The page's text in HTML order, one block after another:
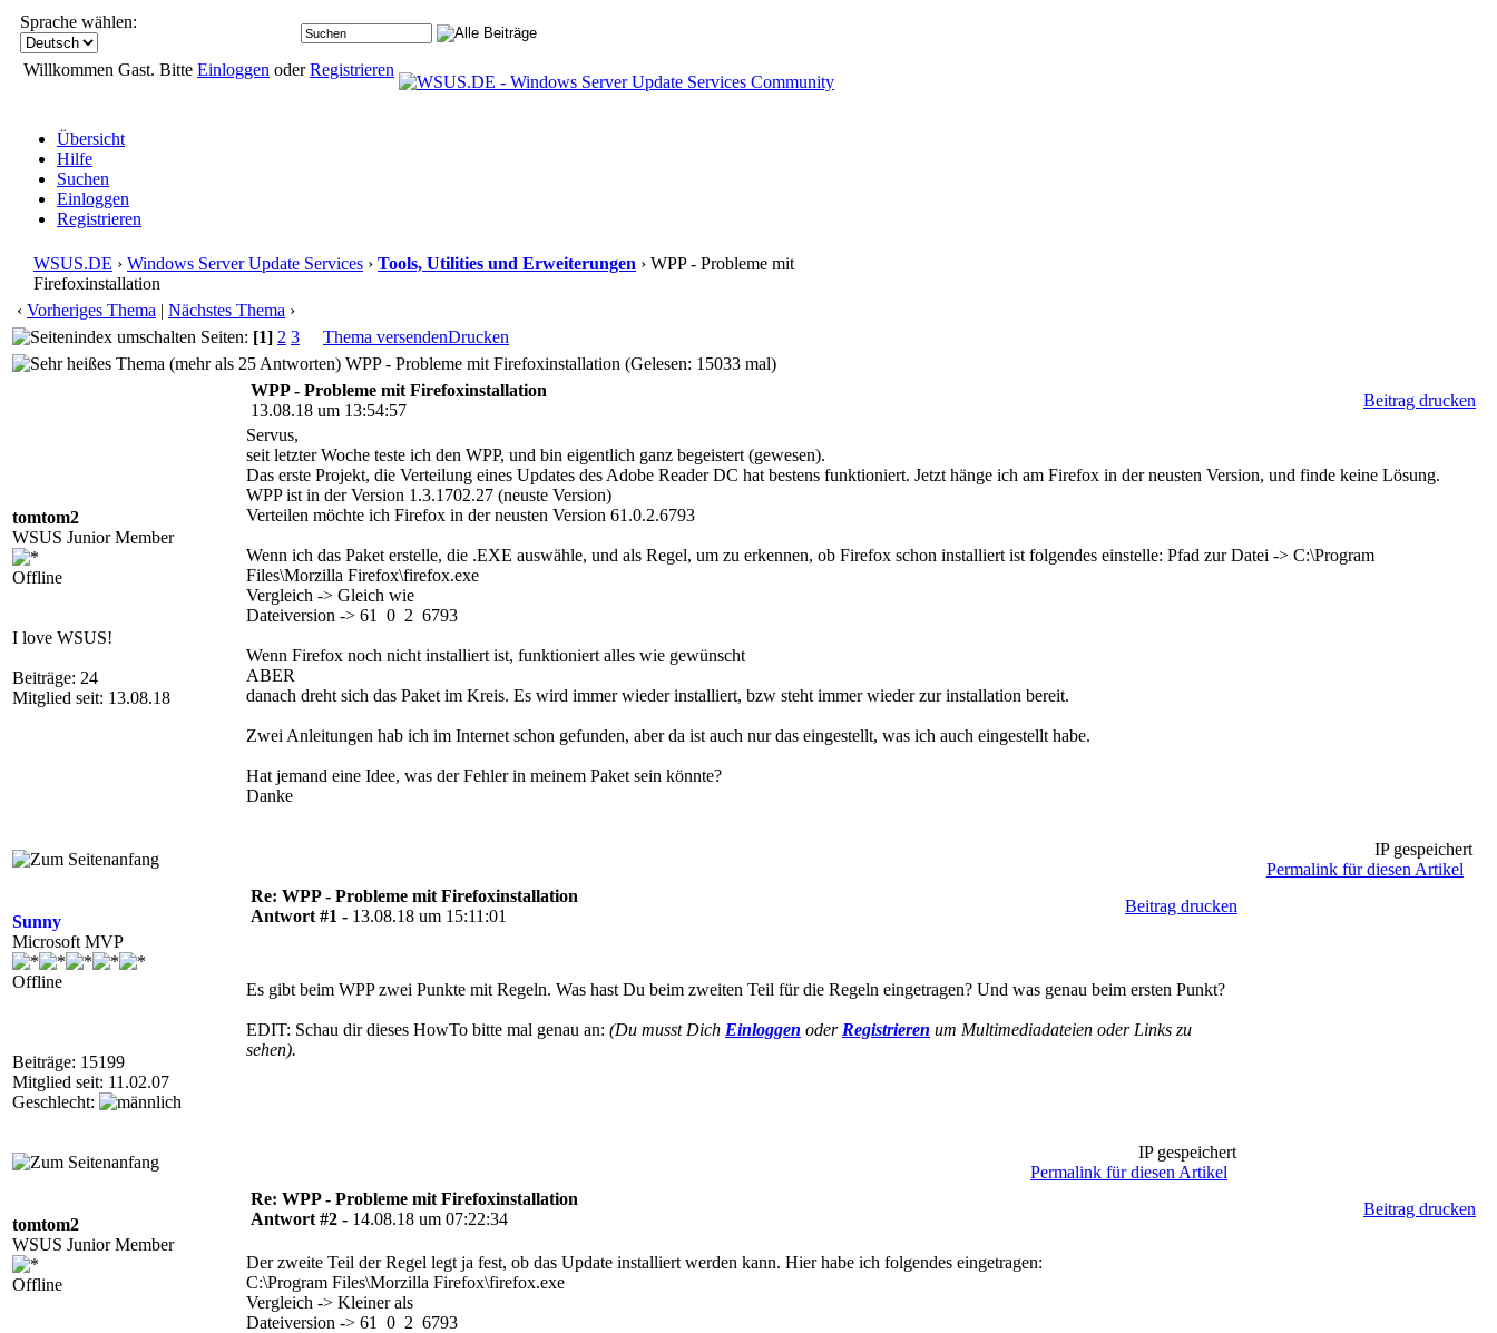
Sprache wählen:
Willkommen Gast. Bitte Einloggen oderRegistrieren
Übersicht
Hilfe
Suchen
Einloggen
Registrieren
WSUS.DE › Windows Server Update Services › Tools, Utilities und Erweiterungen › WPP - Probleme mit
Firefoxinstallation
‹ Vorheriges Thema | Nächstes Thema ›
Seiten: [1] 2 3 Thema versendenDrucken
WPP - Probleme mit Firefoxinstallation (Gelesen: 15033 mal)
tomtom2
WSUS Junior Member
Offline
I love WSUS!
Beiträge: 24
Mitglied seit: 13.08.18
WPP - Probleme mit Firefoxinstallation
13.08.18 um 13:54:57
Beitrag drucken
Servus,
seit letzter Woche teste ich den WPP, und bin eigentlich ganz begeistert (gewesen).
Das erste Projekt, die Verteilung eines Updates des Adobe Reader DC hat bestens funktioniert. Jetzt hänge ich am Firefox in der neusten Version, und finde keine Lösung.
WPP ist in der Version 1.3.1702.27 (neuste Version)
Verteilen möchte ich Firefox in der neusten Version 61.0.2.6793
Wenn ich das Paket erstelle, die .EXE auswähle, und als Regel, um zu erkennen, ob Firefox schon installiert ist folgendes einstelle: Pfad zur Datei -> C:\Program
Files\Morzilla Firefox\firefox.exe
Vergleich -> Gleich wie
Dateiversion -> 61 0 2 6793
Wenn Firefox noch nicht installiert ist, funktioniert alles wie gewünscht
ABER
danach dreht sich das Paket im Kreis. Es wird immer wieder installiert, bzw steht immer wieder zur installation bereit.
Zwei Anleitungen hab ich im Internet schon gefunden, aber da ist auch nur das eingestellt, was ich auch eingestellt habe.
Hat jemand eine Idee, was der Fehler in meinem Paket sein könnte?
Danke
IP gespeichert
Permalink für diesen Artikel
Sunny
Microsoft MVP
Offline
Beiträge: 15199
Mitglied seit: 11.02.07
Geschlecht:
Re: WPP - Probleme mit Firefoxinstallation
Antwort #1 - 13.08.18 um 15:11:01
Beitrag drucken
Es gibt beim WPP zwei Punkte mit Regeln. Was hast Du beim zweiten Teil für die Regeln eingetragen? Und was genau beim ersten Punkt?
EDIT: Schau dir dieses HowTo bitte mal genau an: (Du musst Dich Einloggen oder Registrieren um Multimediadateien oder Links zu
sehen).
IP gespeichert
Permalink für diesen Artikel
tomtom2
WSUS Junior Member
Offline
Re: WPP - Probleme mit Firefoxinstallation
Antwort #2 - 14.08.18 um 07:22:34
Beitrag drucken
Der zweite Teil der Regel legt ja fest, ob das Update installiert werden kann. Hier habe ich folgendes eingetragen:
C:\Program Files\Morzilla Firefox\firefox.exe
Vergleich -> Kleiner als
Dateiversion -> 61 0 2 6793